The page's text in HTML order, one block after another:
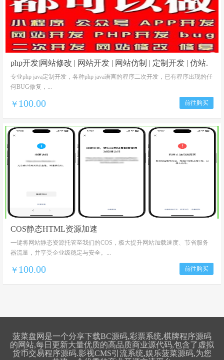
php开发|网站修改 | 网站开发 | 网站仿制 | 定制开发 | 仿站.
安装.建站.修改.bug修复.宝塔搭建.源码修复.源码安装 低价
仿站
专业php java定制开发，各种php java语言的程序二次开发，已有程序出现的任
何BUG修复，...
￥ 100.00 前往购买
COS静态HTML资源加速
一键将网站静态资源托管至我们的COS，极大提升网站加载速度、节省服务
器流量，并享受企业级稳定与安全。...
￥ 100.00 前往购买
菠菜盘网是一个分享下载BC源码,彩票系统,棋牌程序源码
的网站,每日更新大量优质的高品质商业源代码,包含了虚拟
货币交易程序源码.影视CMS引流系统,娱乐菠菜源码,为您